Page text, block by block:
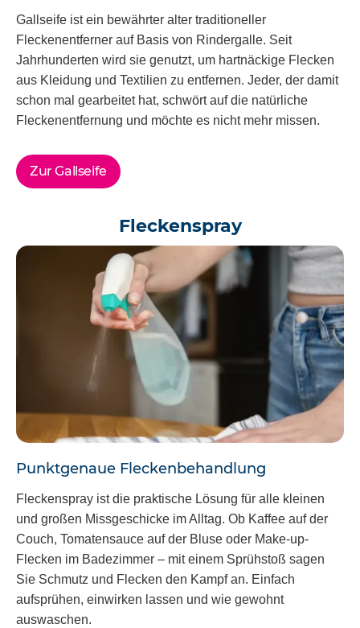
Gallseife ist ein bewährter alter traditioneller
Fleckenentferner auf Basis von Rindergalle. Seit
Jahrhunderten wird sie genutzt, um hartnäckige Flecken
aus Kleidung und Textilien zu entfernen. Jeder, der damit
schon mal gearbeitet hat, schwört auf die natürliche
Fleckenentfernung und möchte es nicht mehr missen.
Zur Gallseife
Fleckenspray
Punktgenaue Fleckenbehandlung
Fleckenspray ist die praktische Lösung für alle kleinen
und großen Missgeschicke im Alltag. Ob Kaffee auf der
Couch, Tomatensauce auf der Bluse oder Make-up-
Flecken im Badezimmer – mit einem Sprühstoß sagen
Sie Schmutz und Flecken den Kampf an. Einfach
aufsprühen, einwirken lassen und wie gewohnt
auswaschen.